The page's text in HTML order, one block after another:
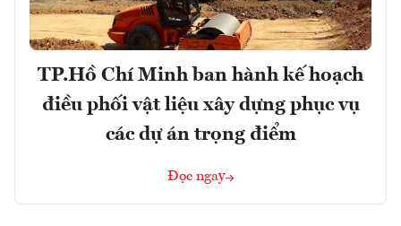
TP.Hồ Chí Minh ban hành kế hoạch
điều phối vật liệu xây dựng phục vụ
các dự án trọng điểm
Đọc ngay